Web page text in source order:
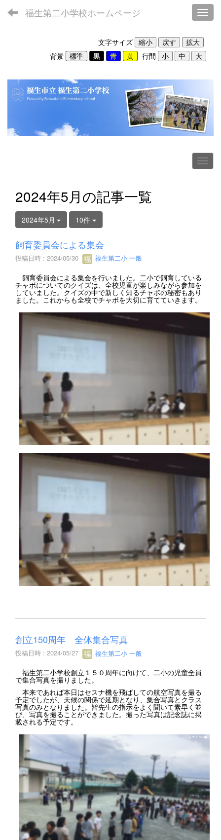
福生第二小学校ホームページ
文字サイズ
背景
行間
2024年5月の記事一覧
2024年5月 10件
飼育委員会による集会
投稿日時 : 2024/05/30 福生第二小 一般
飼育委員会による集会を行いました。二小で飼育している
チャボについてのクイズは、全校児童が楽しみながら参加を
していました。クイズの中で新しく知るチャボの秘密もあり
ました。これからも全校でチャボを大切に育てていきます。
創立150周年 全体集合写真
投稿日時 : 2024/05/27 福生第二小 一般
福生第二小学校創立１５０周年に向けて、二小の児童全員
で集合写真を撮りました。
本来であれば本日はセスナ機を飛ばしての航空写真を撮る
予定でしたが、天候の関係で延期となり、集合写真とクラス
写真のみとなりました。皆先生の指示をよく聞いて素早く並
び、写真を撮ることができました。撮った写真は記念誌に掲
載される予定です。